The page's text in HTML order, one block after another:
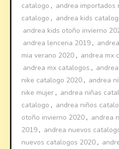
catalogo , andrea importados
catalogo , andrea kids
andrea kids otoño invierno
andrea lenceria 2019 ,
mia verano 2020 , andrea mx
andrea mx catalogos ,
nike catalogo 2020 , andrea
nike mujer , andrea niñas
catalogo , andrea niños
otoño invierno 2020 , andrea
2019 , andrea nuevos
nuevos catalogos 2020 ,